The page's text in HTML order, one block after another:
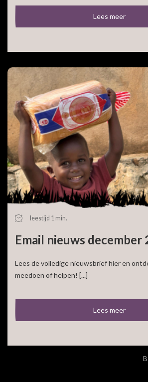
Lees meer
leestijd 1 min.
Email nieuws december
Lees de volledige nieuwsbrief hier en
meedoen of helpen! [...]
Lees meer